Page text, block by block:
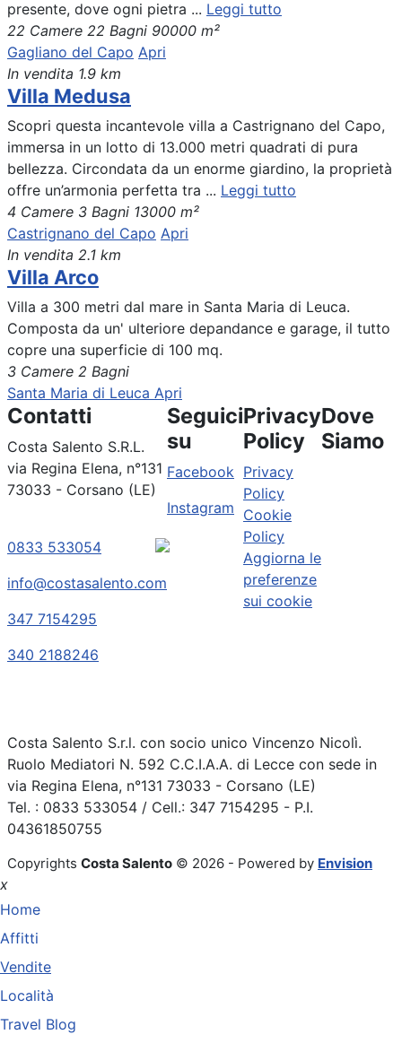
presente, dove ogni pietra ... Leggi tutto
22 Camere 22 Bagni 90000 m²
Gagliano del Capo Apri
In vendita 1.9 km
Villa Medusa
Scopri questa incantevole villa a Castrignano del Capo,
immersa in un lotto di 13.000 metri quadrati di pura
bellezza. Circondata da un enorme giardino, la proprietà
offre un’armonia perfetta tra ... Leggi tutto
4 Camere 3 Bagni 13000 m²
Castrignano del Capo Apri
In vendita 2.1 km
Villa Arco
Villa a 300 metri dal mare in Santa Maria di Leuca.
Composta da un' ulteriore depandance e garage, il tutto
copre una superficie di 100 mq.
3 Camere 2 Bagni
Santa Maria di Leuca Apri
Contatti
Costa Salento S.R.L.
via Regina Elena, n°131
73033 - Corsano (LE)
0833 533054
info@costasalento.com
347 7154295
340 2188246
Seguici
su
Facebook
Instagram
Privacy
Policy
Privacy
Policy
Cookie
Policy
Aggiorna le
preferenze
sui cookie
Dove
Siamo
Costa Salento S.r.l. con socio unico Vincenzo Nicolì.
Ruolo Mediatori N. 592 C.C.I.A.A. di Lecce con sede in
via Regina Elena, n°131 73033 - Corsano (LE)
Tel. : 0833 533054 / Cell.: 347 7154295 - P.I.
04361850755
Copyrights Costa Salento © 2026 - Powered by Envision
x
Home
Affitti
Vendite
Località
Travel Blog